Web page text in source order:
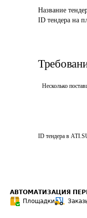
Название
ID тендера на
Несколько
ID тендера в
АВТОМАТИЗАЦИЯ
Площадки